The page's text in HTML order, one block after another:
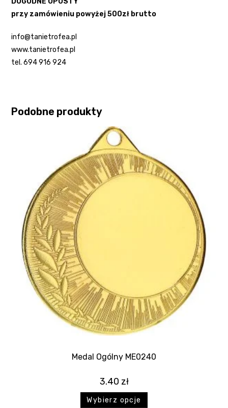
przy zamówieniu powyżej 500zł brutto
info@tanietrofea.pl
www.tanietrofea.pl
tel. 694 916 924
Podobne produkty
Medal Ogólny ME0240
3.40 zł
Wybierz opcje